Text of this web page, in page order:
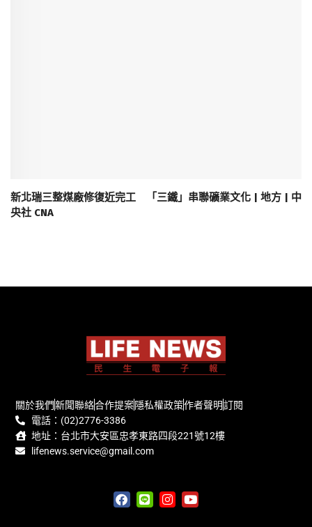
新北瑞三整煤廠修復近完工 「三鐵」串聯礦業文化 | 地方 | 中
央社 CNA
關於我們新聞聯絡合作提案隱私權政策作者聲明訂閱
電話：(02)2776-3386
地址：台北市大安區忠孝東路四段221號12樓
lifenews.service@gmail.com